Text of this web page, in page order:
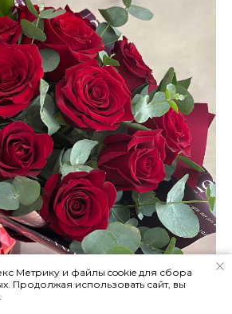
Метрику и файлы cookie для сбора
Продолжая использовать сайт, вы